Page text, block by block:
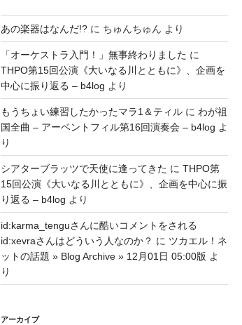
あの楽器はなんだ!?に ちゅんちゅん より
「オーケストラ入門！」無事終わりました に
THPO第15回公演《大いなる川とともに》、企画を
中心に振り返る – b4log より
もうちょい練習したかったマラ1＆ティルに わが祖
国全曲 – アーベントフィル第16回演奏会 – b4log よ
り
シアターブラッツで天使に逢ってきた に THPO第
15回公演《大いなる川とともに》、企画を中心に振
り返る – b4log より
id:karma_tenguさんに酷いコメントをされる
id:xevraさんはどういう人なのか？ に ツカエル！ネ
ットの話題 » Blog Archive » 12月01日 05:00版 よ
り
アーカイブ